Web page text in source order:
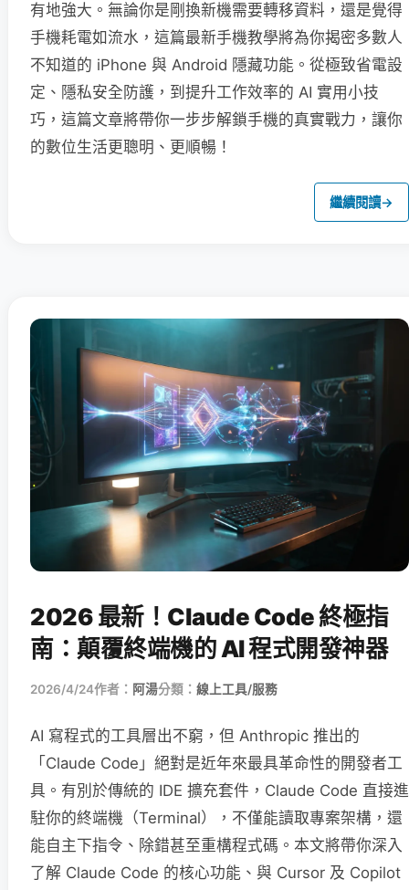
有地強大。無論你是剛換新機需要轉移資料，還是覺得
手機耗電如流水，這篇最新手機教學將為你揭密多數人
不知道的 iPhone 與 Android 隱藏功能。從極致省電設
定、隱私安全防護，到提升工作效率的 AI 實用小技
巧，這篇文章將帶你一步步解鎖手機的真實戰力，讓你
的數位生活更聰明、更順暢！
繼續閱讀→
2026 最新！Claude Code 終極指
南：顛覆終端機的 AI 程式開發神器
2026/4/24作者： 阿湯分類： 線上工具/服務
AI 寫程式的工具層出不窮，但 Anthropic 推出的
「Claude Code」絕對是近年來最具革命性的開發者工
具。有別於傳統的 IDE 擴充套件，Claude Code 直接進
駐你的終端機（Terminal），不僅能讀取專案架構，還
能自主下指令、除錯甚至重構程式碼。本文將帶你深入
了解 Claude Code 的核心功能、與 Cursor 及 Copilot